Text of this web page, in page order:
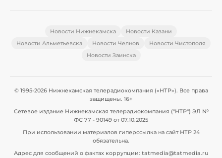
Новости Нижнекамска
Новости Казани
Новости Альметьевска
Новости Челнов
Новости Чистополя
Новости Заинска
© 1995-2026 Нижнекамская телерадиокомпания («НТР»). Все права
защищены. 16+
Сетевое издание Нижнекамская телерадиокомпания ("НТР") ЭЛ №
ФС 77 - 90149 от 07.10.2025
При использовании материалов гиперссылка на сайт НТР 24
обязательна.
Адрес для сообщений о фактах коррупции: tatmedia@tatmedia.ru